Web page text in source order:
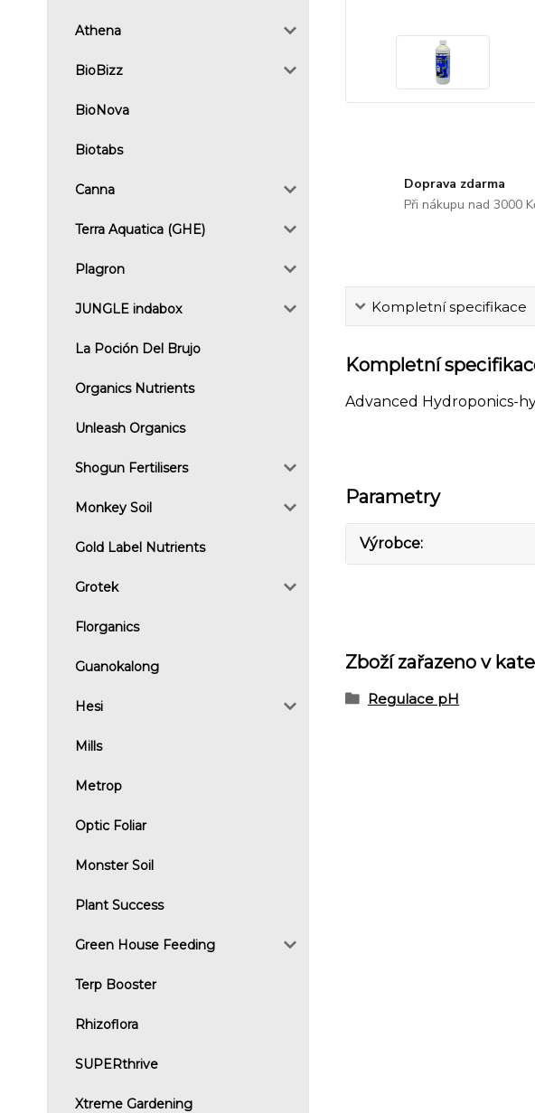
Athena
BioBizz
BioNova
Biotabs
Canna
Terra Aquatica (GHE)
Plagron
JUNGLE indabox
La Poción Del Brujo
Organics Nutrients
Unleash Organics
Shogun Fertilisers
Monkey Soil
Gold Label Nutrients
Grotek
Florganics
Guanokalong
Hesi
Mills
Metrop
Optic Foliar
Monster Soil
Plant Success
Green House Feeding
Terp Booster
Rhizoflora
SUPERthrive
Xtreme Gardening
Doprava zdarma
Při nákupu nad 3000
Kompletní specifikace
Kompletní
Advanced Hydroponics-
Parametry
Výrobce
Zboží zařazeno v
Regulace pH